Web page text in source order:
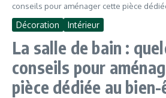
conseils pour aménager cette pièce
Décoration Intérieur
La salle de bain :
conseils pour
pièce dédiée au